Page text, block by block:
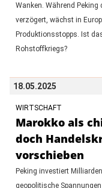
Wanken. Während
verzögert, wächst in
Produktionsstopps. Ist
Rohstoffkriegs?
18.05.2025
WIRTSCHAFT
Marokko als
doch
vorschieben
Peking investiert
geopolitische